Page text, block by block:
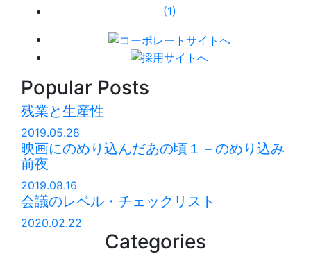
(1)
Popular Posts
残業と生産性
2019.05.28
映画にのめり込んだあの頃１－のめり込み
前夜
2019.08.16
会議のレベル・チェックリスト
2020.02.22
Categories